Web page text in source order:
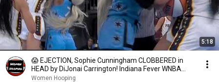
5:18
😱 EJECTION, Sophie Cunningham CLOBBERED in
HEAD by DiJonai Carrington! Indiana Fever WNBA
basketball
Women Hooping